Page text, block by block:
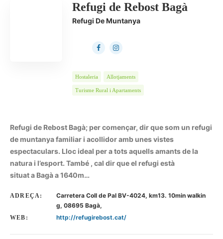
Refugi de Rebost Bagà
Refugi De Muntanya
Hostaleria Allotjaments
Turisme Rural i Apartaments
Refugi de Rebost Bagà; per començar, dir que som un refugi
de muntanya familiar i acollidor amb unes vistes
espectaculars. Lloc ideal per a tots aquells amants de la
natura i l’esport. També , cal dir que el refugi està
situat a Bagà a 1640m…
ADREÇA:
Carretera Coll de Pal BV-4024, km13. 10min walkin
g, 08695 Bagà,
WEB: http://refugirebost.cat/